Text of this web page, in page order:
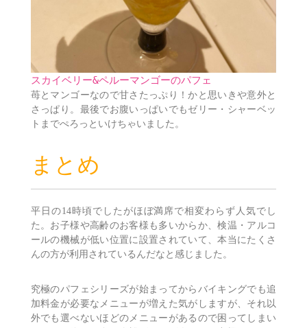
スカイベリー&ペルーマンゴーのパフェ
苺とマンゴーなので甘さたっぷり！かと思いきや意外と
さっぱり。最後でお腹いっぱいでもゼリー・シャーベッ
トまでぺろっといけちゃいました。
まとめ
平日の14時頃でしたがほぼ満席で相変わらず人気でし
た。お子様や高齢のお客様も多いからか、検温・アルコ
ールの機械が低い位置に設置されていて、本当にたくさ
んの方が利用されているんだなと感じました。
究極のパフェシリーズが始まってからバイキングでも追
加料金が必要なメニューが増えた気がしますが、それ以
外でも選べないほどのメニューがあるので困ってしまい